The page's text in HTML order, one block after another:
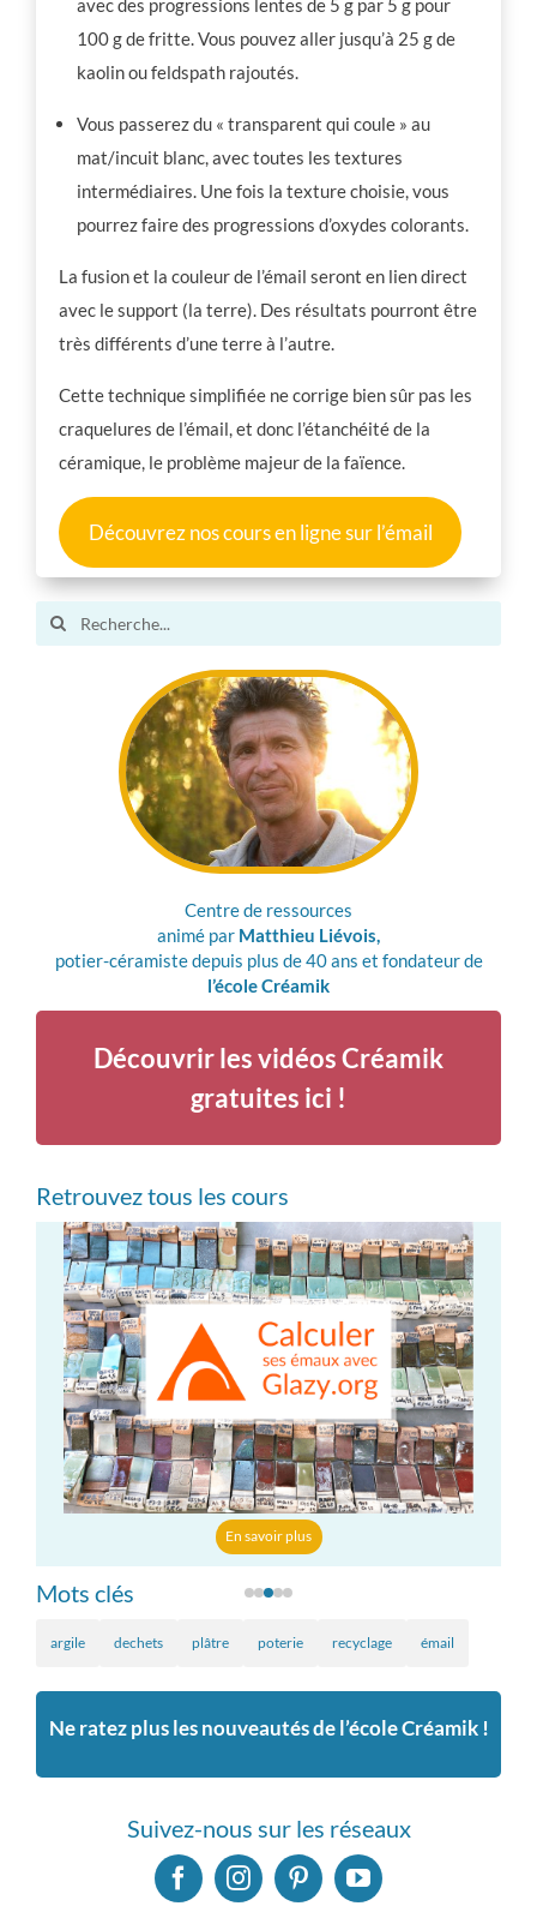
avec des progressions lentes de 5 g par 5 g pour
100 g de fritte. Vous pouvez aller jusqu’à 25 g de
kaolin ou feldspath rajoutés.
Vous passerez du « transparent qui coule » au
mat/incuit blanc, avec toutes les textures
intermédiaires. Une fois la texture choisie, vous
pourrez faire des progressions d’oxydes colorants.
La fusion et la couleur de l’émail seront en lien direct
avec le support (la terre). Des résultats pourront être
très différents d’une terre à l’autre.
Cette technique simplifiée ne corrige bien sûr pas les
craquelures de l’émail, et donc l’étanchéité de la
céramique, le problème majeur de la faïence.
Découvrez nos cours en ligne sur l’émail
Search
for:
Centre de ressources
animé par Matthieu Liévois,
potier-céramiste depuis plus de 40 ans et fondateur de
l’école Créamik
Découvrir les vidéos Créamik
gratuites ici !
Retrouvez tous les cours
En savoir plus
Mots clés
argile dechets plâtre poterie recyclage émail
Ne ratez plus les nouveautés de l’école Créamik !
Suivez-nous sur les réseaux